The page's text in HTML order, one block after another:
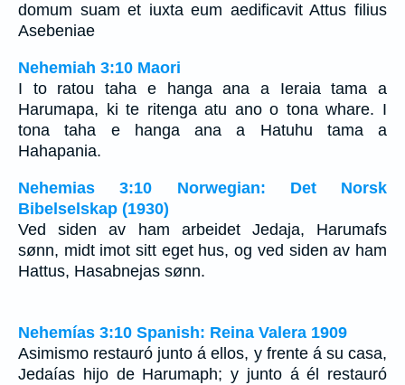
domum suam et iuxta eum aedificavit Attus filius
Asebeniae
Nehemiah 3:10 Maori
I to ratou taha e hanga ana a Ieraia tama a
Harumapa, ki te ritenga atu ano o tona whare. I
tona taha e hanga ana a Hatuhu tama a
Hahapania.
Nehemias 3:10 Norwegian: Det Norsk
Bibelselskap (1930)
Ved siden av ham arbeidet Jedaja, Harumafs
sønn, midt imot sitt eget hus, og ved siden av ham
Hattus, Hasabnejas sønn.
Nehemías 3:10 Spanish: Reina Valera 1909
Asimismo restauró junto á ellos, y frente á su casa,
Jedaías hijo de Harumaph; y junto á él restauró